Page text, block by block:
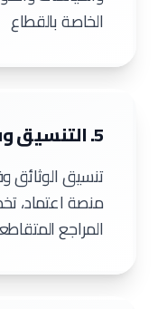
الخاصة بالقطاع
5. التنسيق وفحص الامتثال
تنسيق الوثائق
منصة اعتماد،
المراجع